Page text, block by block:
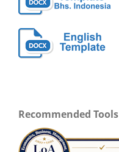
Recommended Tools